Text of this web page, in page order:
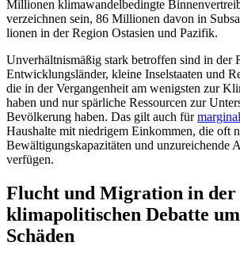
Millionen klimawandel­bedingte
verzeichnen sein, 86 Mil­lionen davon in
lio­nen in der Region Ostasien und Pazifik.
Unverhältnismäßig stark betroffen sind in der
Entwicklungsländer, kleine Inselstaaten und
die in der Ver­gangenheit am wenigsten zur
haben und nur spär­liche Res­sourcen zur
Bevölkerung haben. Das gilt auch für
Haushalte mit niedrigem Einkommen, die oft
Bewältigungskapazitäten und un­zu­reichende
verfügen.
Flucht und Migration in der
klimapolitischen Debatte
Schäden